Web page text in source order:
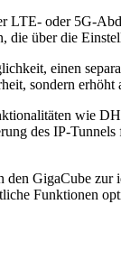
LTE- oder 5G-
über die
einen
sondern
wie
des IP-
GigaCube
Funktionen